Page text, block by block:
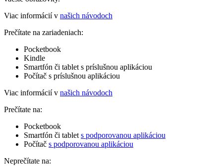
Viac informácií v našich návodoch
Prečítate na zariadeniach:
Pocketbook
Kindle
Smartfón či tablet s príslušnou aplikáciou
Počítač s príslušnou aplikáciou
Viac informácií v našich návodoch
Prečítate na:
Pocketbook
Smartfón či tablet s podporovanou aplikáciou
Počítač s podporovanou aplikáciou
Neprečítate na: